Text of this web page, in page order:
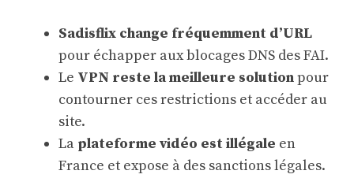
Sadisflix change fréquemment d’URL
pour échapper aux blocages DNS des FAI.
Le VPN reste la meilleure solutionpour
contourner ces restrictions et accéder au
site.
La plateforme vidéo est illégale en
France et expose à des sanctions légales.